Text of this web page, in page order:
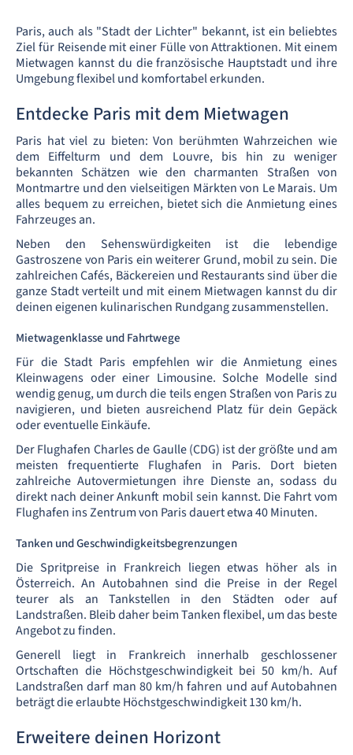
Paris, auch als "Stadt der Lichter" bekannt, ist ein beliebtes
Ziel für Reisende mit einer Fülle von Attraktionen. Mit einem
Mietwagen kannst du die französische Hauptstadt und ihre
Umgebung flexibel und komfortabel erkunden.
Entdecke Paris mit dem Mietwagen
Paris hat viel zu bieten: Von berühmten Wahrzeichen wie
dem Eiffelturm und dem Louvre, bis hin zu weniger
bekannten Schätzen wie den charmanten Straßen von
Montmartre und den vielseitigen Märkten von Le Marais. Um
alles bequem zu erreichen, bietet sich die Anmietung eines
Fahrzeuges an.
Neben den Sehenswürdigkeiten ist die lebendige
Gastroszene von Paris ein weiterer Grund, mobil zu sein. Die
zahlreichen Cafés, Bäckereien und Restaurants sind über die
ganze Stadt verteilt und mit einem Mietwagen kannst du dir
deinen eigenen kulinarischen Rundgang zusammenstellen.
Mietwagenklasse und Fahrtwege
Für die Stadt Paris empfehlen wir die Anmietung eines
Kleinwagens oder einer Limousine. Solche Modelle sind
wendig genug, um durch die teils engen Straßen von Paris zu
navigieren, und bieten ausreichend Platz für dein Gepäck
oder eventuelle Einkäufe.
Der Flughafen Charles de Gaulle (CDG) ist der größte und am
meisten frequentierte Flughafen in Paris. Dort bieten
zahlreiche Autovermietungen ihre Dienste an, sodass du
direkt nach deiner Ankunft mobil sein kannst. Die Fahrt vom
Flughafen ins Zentrum von Paris dauert etwa 40 Minuten.
Tanken und Geschwindigkeitsbegrenzungen
Die Spritpreise in Frankreich liegen etwas höher als in
Österreich. An Autobahnen sind die Preise in der Regel
teurer als an Tankstellen in den Städten oder auf
Landstraßen. Bleib daher beim Tanken flexibel, um das beste
Angebot zu finden.
Generell liegt in Frankreich innerhalb geschlossener
Ortschaften die Höchstgeschwindigkeit bei 50 km/h. Auf
Landstraßen darf man 80 km/h fahren und auf Autobahnen
beträgt die erlaubte Höchstgeschwindigkeit 130 km/h.
Erweitere deinen Horizont